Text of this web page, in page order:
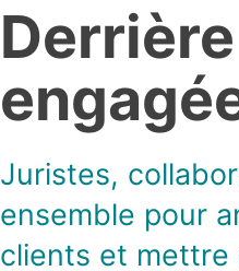
Juristes,
ensemble pour
clients et